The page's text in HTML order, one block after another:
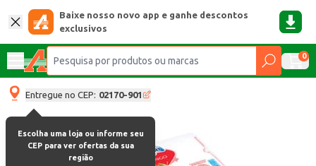
Baixe nosso novo app e ganhe descontos
exclusivos
0
Entregue no CEP: 02170-901
Escolha uma loja ou informe seu
CEP para ver ofertas da sua
região